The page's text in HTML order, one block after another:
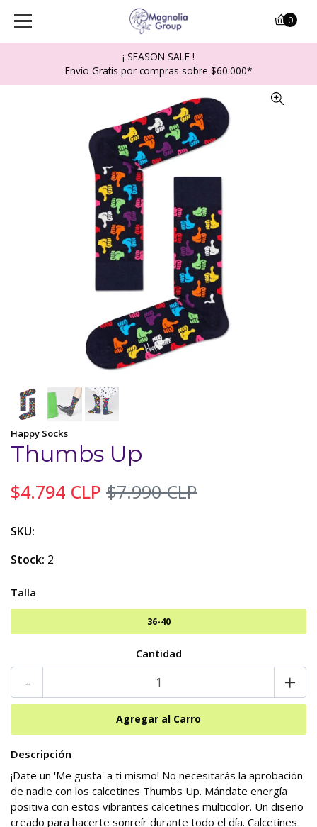
¡ SEASON SALE !
Envío Gratis por compras sobre $60.000*
0
Happy Socks
Thumbs Up
$4.794 CLP $7.990 CLP
SKU:
Stock: 2
Talla
36-40
Cantidad
- +
Descripción
¡Date un 'Me gusta' a ti mismo! No necesitarás la aprobación
de nadie con los calcetines Thumbs Up. Mándate energía
positiva con estos vibrantes calcetines multicolor. Un diseño
creado para hacerte sonreír durante todo el día. Calcetines